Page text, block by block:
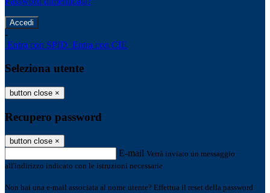
-
Entra con SPID Entra con CIE
Seleziona utente
button close ×
Recupero password
button close ×
E-mail Verrà inviato un messaggio
all'indirizzo indicato con le istruzioni necessarie.
Non hai una e-mail associata al nome utente? Effettua il reset della password